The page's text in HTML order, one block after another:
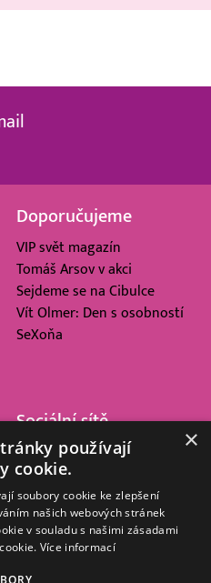
Doporučujeme
VIP svět magazín
Tomáš Arsov v akci
Sejdeme se na Cibulce
Vít Olmer: Den s osobností
SeXoňa
Sociální sítě
×
používají
cookie.
soubory cookie ke zlepšení
našich webových stránek
v souladu s našimi zásadami
Více informací